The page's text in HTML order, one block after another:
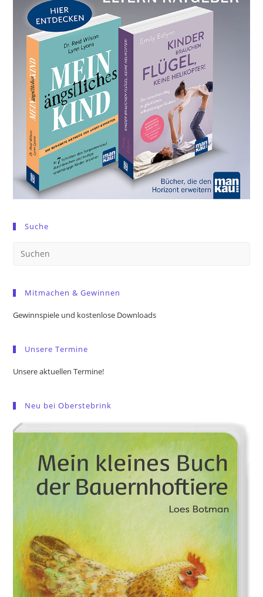
Suche
Mitmachen & Gewinnen
Gewinnspiele und kostenlose Downloads
Unsere Termine
Unsere aktuellen Termine!
Neu bei Oberstebrink